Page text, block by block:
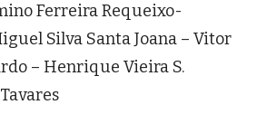
Ferreira Requeixo-
Silva Santa Joana – Vitor
– Henrique Vieira S.